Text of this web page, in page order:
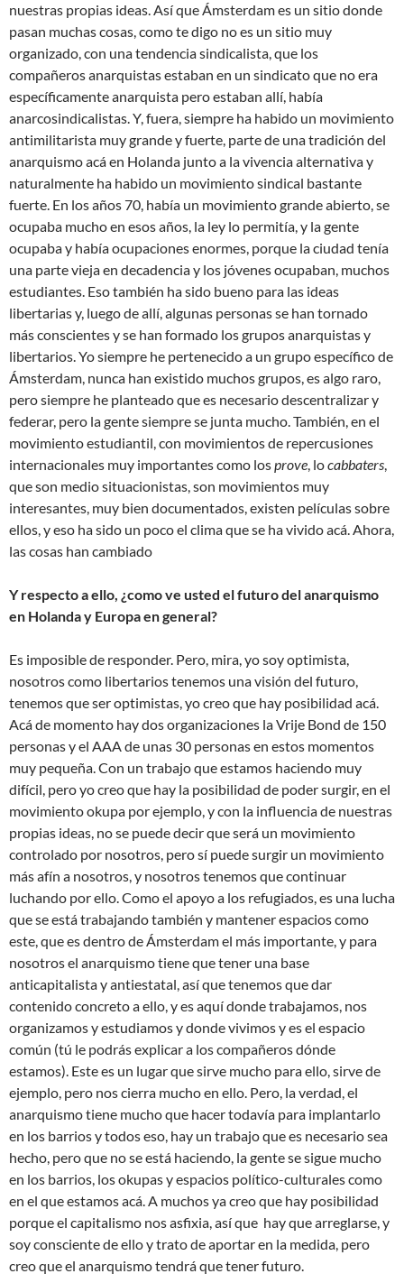
nuestras propias ideas. Así que Ámsterdam es un sitio donde
pasan muchas cosas, como te digo no es un sitio muy
organizado, con una tendencia sindicalista, que los
compañeros anarquistas estaban en un sindicato que no era
específicamente anarquista pero estaban allí, había
anarcosindicalistas. Y, fuera, siempre ha habido un movimiento
antimilitarista muy grande y fuerte, parte de una tradición del
anarquismo acá en Holanda junto a la vivencia alternativa y
naturalmente ha habido un movimiento sindical bastante
fuerte. En los años 70, había un movimiento grande abierto, se
ocupaba mucho en esos años, la ley lo permitía, y la gente
ocupaba y había ocupaciones enormes, porque la ciudad tenía
una parte vieja en decadencia y los jóvenes ocupaban, muchos
estudiantes. Eso también ha sido bueno para las ideas
libertarias y, luego de allí, algunas personas se han tornado
más conscientes y se han formado los grupos anarquistas y
libertarios. Yo siempre he pertenecido a un grupo específico de
Ámsterdam, nunca han existido muchos grupos, es algo raro,
pero siempre he planteado que es necesario descentralizar y
federar, pero la gente siempre se junta mucho. También, en el
movimiento estudiantil, con movimientos de repercusiones
internacionales muy importantes como losprove, locabbaters,
que son medio situacionistas, son movimientos muy
interesantes, muy bien documentados, existen películas sobre
ellos, y eso ha sido un poco el clima que se ha vivido acá. Ahora,
las cosas han cambiado
Y respecto a ello, ¿como ve usted el futuro del anarquismo
en Holanda y Europa en general?
Es imposible de responder. Pero, mira, yo soy optimista,
nosotros como libertarios tenemos una visión del futuro,
tenemos que ser optimistas, yo creo que hay posibilidad acá.
Acá de momento hay dos organizaciones la Vrije Bond de 150
personas y el AAA de unas 30 personas en estos momentos
muy pequeña. Con un trabajo que estamos haciendo muy
difícil, pero yo creo que hay la posibilidad de poder surgir, en el
movimiento okupa por ejemplo, y con la influencia de nuestras
propias ideas, no se puede decir que será un movimiento
controlado por nosotros, pero sí puede surgir un movimiento
más afín a nosotros, y nosotros tenemos que continuar
luchando por ello. Como el apoyo a los refugiados, es una lucha
que se está trabajando también y mantener espacios como
este, que es dentro de Ámsterdam el más importante, y para
nosotros el anarquismo tiene que tener una base
anticapitalista y antiestatal, así que tenemos que dar
contenido concreto a ello, y es aquí donde trabajamos, nos
organizamos y estudiamos y donde vivimos y es el espacio
común (tú le podrás explicar a los compañeros dónde
estamos). Este es un lugar que sirve mucho para ello, sirve de
ejemplo, pero nos cierra mucho en ello. Pero, la verdad, el
anarquismo tiene mucho que hacer todavía para implantarlo
en los barrios y todos eso, hay un trabajo que es necesario sea
hecho, pero que no se está haciendo, la gente se sigue mucho
en los barrios, los okupas y espacios político-culturales como
en el que estamos acá. A muchos ya creo que hay posibilidad
porque el capitalismo nos asfixia, así que hay que arreglarse, y
soy consciente de ello y trato de aportar en la medida, pero
creo que el anarquismo tendrá que tener futuro.